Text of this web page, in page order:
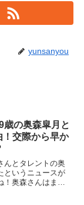
yunsanyou
歳の奥森皐月と
！交際から早か
んとタレントの奥
というニュースが
奥森さんはまだ